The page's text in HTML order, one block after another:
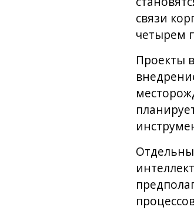
связи
четырем
Проекты